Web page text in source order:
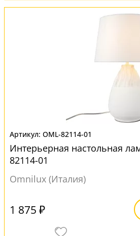
OML-82114-01
Интерьерная настольная
82114-01
Omnilux (Италия)
1 875 ₽